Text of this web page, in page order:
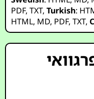
PDF,TXT,Turkish:
HTML, MD, PDF,TXT,